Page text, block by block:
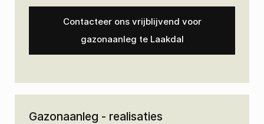
Contacteer ons vrijblijvend voor
gazonaanleg te Laakdal
Gazonaanleg - realisaties